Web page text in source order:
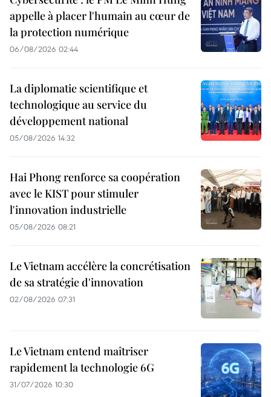
appelle à placer l'humain au cœur de
la protection numérique
06/08/2026 02:44
La diplomatie scientifique et
technologique au service du
développement national
05/08/2026 14:32
Hai Phong renforce sa coopération
avec le KIST pour stimuler
l'innovation industrielle
05/08/2026 08:21
Le Vietnam accélère la concrétisation
de sa stratégie d'innovation
02/08/2026 07:31
Le Vietnam entend maîtriser
rapidement la technologie 6G
31/07/2026 10:30